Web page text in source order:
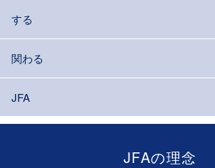
する
関わる
JFA
JFAの理念